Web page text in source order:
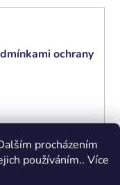
procházením
používáním.. Více
ochrany